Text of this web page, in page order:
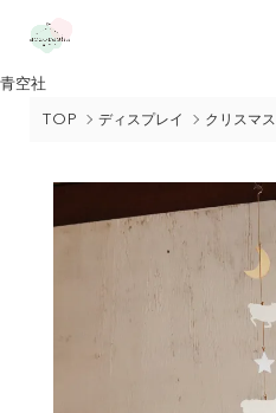
青空社
TOP ディスプレイ クリスマス